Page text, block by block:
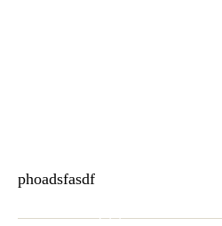
phoadsfasdf
Inicio